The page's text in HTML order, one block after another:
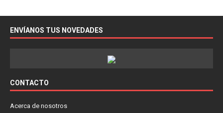
ENVÍANOS TUS NOVEDADES
CONTACTO
Acerca de nosotros